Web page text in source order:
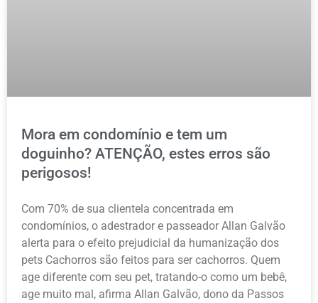
Mora em condomínio e tem um
doguinho? ATENÇÃO, estes erros são
perigosos!
Com 70% de sua clientela concentrada em
condomínios, o adestrador e passeador Allan Galvão
alerta para o efeito prejudicial da humanização dos
pets Cachorros são feitos para ser cachorros. Quem
age diferente com seu pet, tratando-o como um bebê,
age muito mal, afirma Allan Galvão, dono da Passos